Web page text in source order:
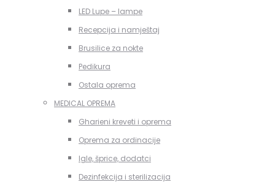
LED Lupe – lampe
Recepcija i namještaj
Brusilice za nokte
Pedikura
Ostala oprema
MEDICAL OPREMA
Gharieni kreveti i oprema
Oprema za ordinacije
Igle, šprice, dodatci
Dezinfekcija i sterilizacija